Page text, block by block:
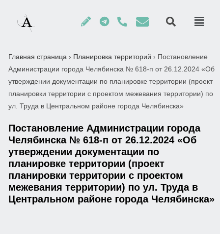
Главная страница › Планировка территорий › Постановление
Администрации города Челябинска № 618-п от 26.12.2024 «Об
утверждении документации по планировке территории (проект
планировки территории с проектом межевания территории) по
ул. Труда в Центральном районе города Челябинска»
Постановление Администрации города
Челябинска № 618-п от 26.12.2024 «Об
утверждении документации по
планировке территории (проект
планировки территории с проектом
межевания территории) по ул. Труда в
Центральном районе города Челябинска»